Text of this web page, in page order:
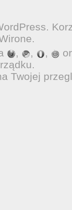
.
.
, , ,
Twojej